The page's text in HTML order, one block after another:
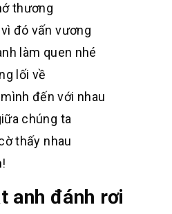
thương
đó vấn vương
làm quen nhé
lối về
đến với nhau
chúng ta
thấy nhau
anh đánh rơi